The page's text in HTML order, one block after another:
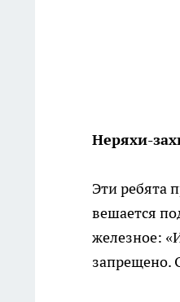
Неряхи-
Эти ребята
вешается
железное:
запрещено.